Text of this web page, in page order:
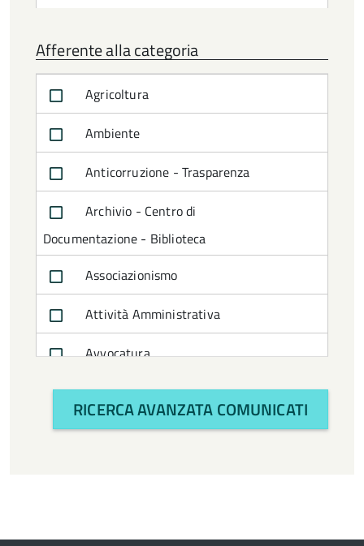
Afferente alla categoria
Agricoltura
Ambiente
Anticorruzione - Trasparenza
Archivio - Centro di
Documentazione - Biblioteca
Associazionismo
Attività Amministrativa
Avvocatura
Bilancio e politiche finanziarie
CTSS
RICERCA AVANZATA COMUNICATI